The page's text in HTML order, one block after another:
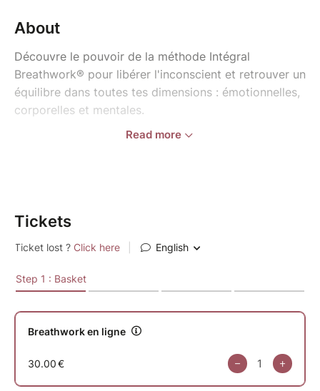
About
Découvre le pouvoir de la méthode Intégral
Breathwork® pour libérer l'inconscient et retrouver un
équilibre dans toutes tes dimensions : émotionnelles,
corporelles et mentales.
Cette séance est un "échantillon" du potentiel que
séance avec un facilitateur, et dans une dynamique
Cette pratique transformatrice présente néanmoins
une contre-indication pour certaines personnes:
Read more
Tickets